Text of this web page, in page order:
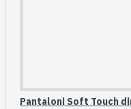
Pantaloni Soft Touch